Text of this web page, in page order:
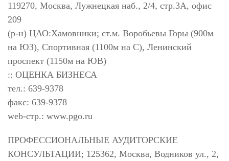
119270, Москва, Лужнецкая наб., 2/4, стр.3А, офис
209
(р-н) ЦАО:Хамовники; ст.м. Воробьевы Горы (900м
на ЮЗ), Спортивная (1100м на С), Ленинский
проспект (1150м на ЮВ)
:: ОЦЕНКА БИЗНЕСА
тел.: 639-9378
факс: 639-9378
web-стр.: www.pgo.ru
ПРОФЕССИОНАЛЬНЫЕ АУДИТОРСКИЕ
КОНСУЛЬТАЦИИ; 125362, Москва, Водников ул., 2,